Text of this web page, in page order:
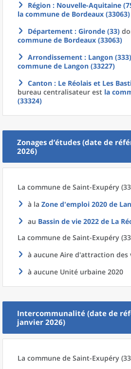
Région : Nouvelle-Aquitaine
la commune de Bordeaux (33063)
Département : Gironde (33)
commune de Bordeaux (33063)
Arrondissement : Langon (333)
commune de Langon (33227)
Canton : Le Réolais et Les
bureau centralisateur est la
(33324)
Zonages d’études (date de
2026)
La commune de Saint-Exupéry
à la Zone d'emploi 2020 de
au Bassin de vie 2022 de La
La commune de Saint-Exupéry
à aucune Aire d'attraction des
à aucune Unité urbaine 2020
Intercommunalité (date de
janvier 2026)
La commune de Saint-Exupéry